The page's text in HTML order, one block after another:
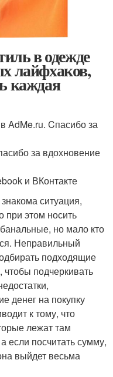
в одежде
лайфхаков,
каждая
AdMe.ru. Cпасибо за
за вдохновение
и ВКонтакте
ситуация,
при этом носить
но мало кто
Неправильный
подходящие
чтобы подчеркивать
денег на покупку
к тому, что
лежат там
если посчитать сумму,
выйдет весьма